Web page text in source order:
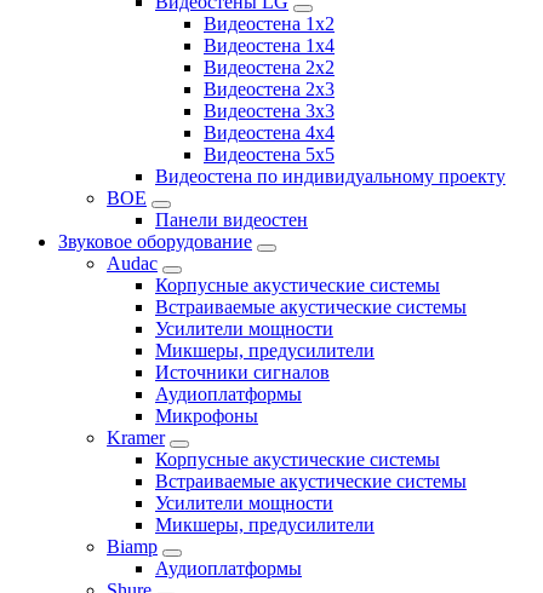
Видеостена 1x2
Видеостена 1x4
Видеостена 2x2
Видеостена 2x3
Видеостена 3x3
Видеостена 4x4
Видеостена 5x5
Видеостена по индивидуальному проекту
BOE
Панели видеостен
Звуковое оборудование
Audac
Корпусные акустические системы
Встраиваемые акустические системы
Усилители мощности
Микшеры, предусилители
Источники сигналов
Аудиоплатформы
Микрофоны
Kramer
Корпусные акустические системы
Встраиваемые акустические системы
Усилители мощности
Микшеры, предусилители
Biamp
Аудиоплатформы